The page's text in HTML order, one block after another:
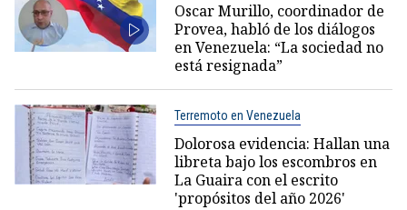
Oscar Murillo, coordinador de
Provea, habló de los diálogos
en Venezuela: “La sociedad no
está resignada”
Terremoto en Venezuela
Dolorosa evidencia: Hallan una
libreta bajo los escombros en
La Guaira con el escrito
'propósitos del año 2026'